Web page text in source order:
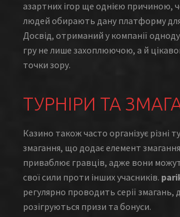
азартних ігор ще однією причиною,
людей обирають дану платформу
Досвід, отриманий у компанії
гру не лише захоплюючою, а й
точки зору.
ТУРНІРИ ТА
Казино також часто організує різні
змагання, що додає елемент
приваблює гравців, адже вони
свої сили проти інших учасників.
регулярно проводить серії змагань,
розігруються призи та бонуси.